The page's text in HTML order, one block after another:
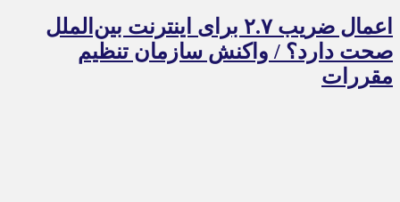
اعمال ضریب ۲.۷ برای اینترنت بین‌الملل
صحت دارد؟ / واکنش سازمان تنظیم
مقررات